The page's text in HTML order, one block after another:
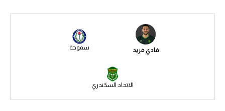
سعودي في الجول
فادي فريد سموحة
الاتحاد السكندري